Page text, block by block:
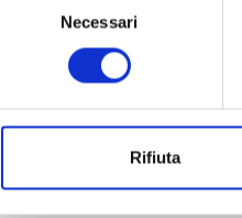
Necessari
Rifiuta